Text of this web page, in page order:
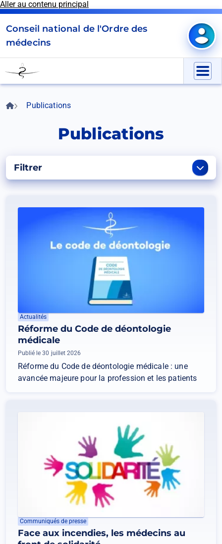
Aller au contenu principal
Menu
to
homepage
Conseil national de l'Ordre des
médecins
Mon
AccueilPublications
Publications
Filtrer
Actualités
Réforme du Code de déontologie
médicale
Publié le 30 juillet 2026
Réforme du Code de déontologie médicale : une
avancée majeure pour la profession et les patients
Communiqués de presse
Face aux incendies, les médecins au
Panneau de gestion des cookies